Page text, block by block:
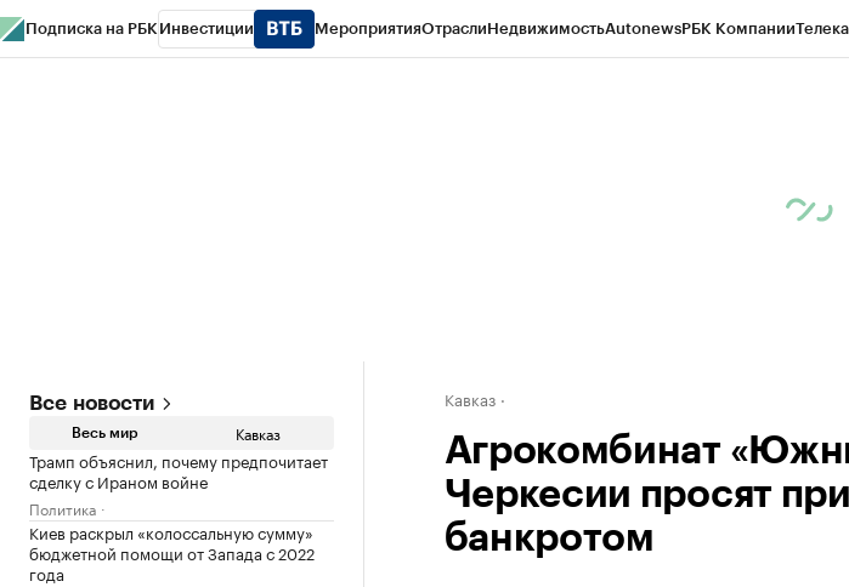
Подписка на РБК Инвестиции МероприятияОтраслиНедвижимостьAutonewsРБК Компании
Все новости
Весь мир Кавказ
Трамп объяснил, почему предпочитает
сделку с Ираном войне
Политика
Киев раскрыл «колоссальную сумму»
бюджетной помощи от Запада с 2022
года
Кавказ
Агрокомбинат
Черкесии просят
банкротом